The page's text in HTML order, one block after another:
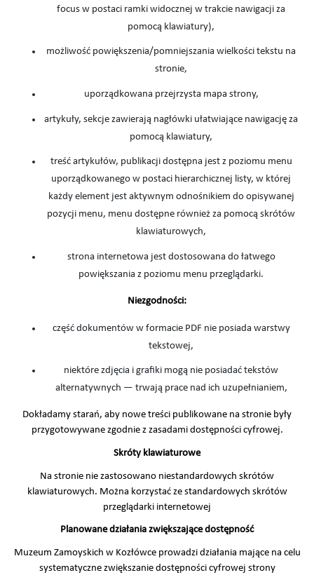
focus w postaci ramki widocznej w trakcie nawigacji za
pomocą klawiatury),
możliwość powiększenia/pomniejszania wielkości tekstu na
stronie,
uporządkowana przejrzysta mapa strony,
artykuły, sekcje zawierają nagłówki ułatwiające nawigację za
pomocą klawiatury,
treść artykułów, publikacji dostępna jest z poziomu menu
uporządkowanego w postaci hierarchicznej listy, w której
każdy element jest aktywnym odnośnikiem do opisywanej
pozycji menu, menu dostępne również za pomocą skrótów
klawiaturowych,
strona internetowa jest dostosowana do łatwego
powiększania z poziomu menu przeglądarki.
Niezgodności:
część dokumentów w formacie PDF nie posiada warstwy
tekstowej,
niektóre zdjęcia i grafiki mogą nie posiadać tekstów
alternatywnych — trwają prace nad ich uzupełnianiem,
Dokładamy starań, aby nowe treści publikowane na stronie były
przygotowywane zgodnie z zasadami dostępności cyfrowej.
Skróty klawiaturowe
Na stronie nie zastosowano niestandardowych skrótów
klawiaturowych. Można korzystać ze standardowych skrótów
przeglądarki internetowej
Planowane działania zwiększające dostępność
Muzeum Zamoyskich w Kozłówce prowadzi działania mające na celu
systematyczne zwiększanie dostępności cyfrowej strony